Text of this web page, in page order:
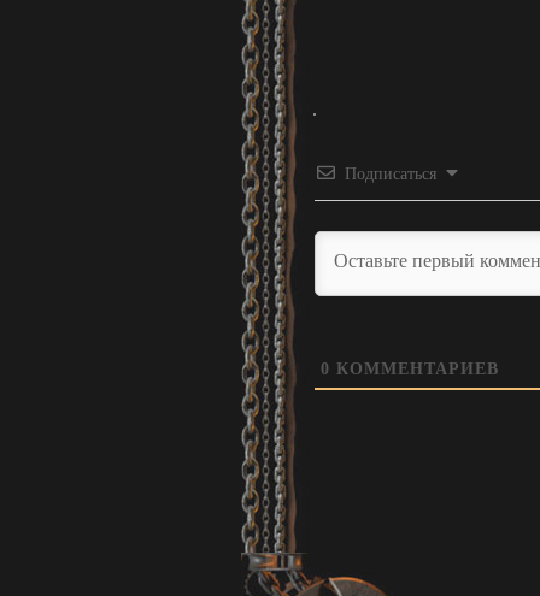
Подписаться
0 КОММЕНТАРИЕВ